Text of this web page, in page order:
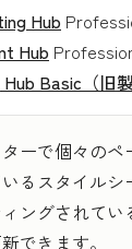
Hub
Hub
Basic（旧製
ーで個々の
るスタイル
ングされて
できます。